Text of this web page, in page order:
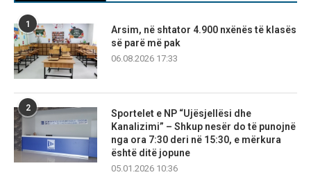
1
Arsim, në shtator 4.900 nxënës të klasës
së parë më pak
06.08.2026 17:33
2
Sportelet e NP “Ujësjellësi dhe
Kanalizimi” – Shkup nesër do të punojnë
nga ora 7:30 deri në 15:30, e mërkura
është ditë jopune
05.01.2026 10:36